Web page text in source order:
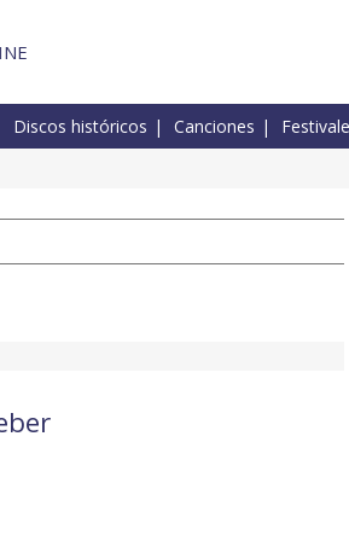
Discos históricos Canciones